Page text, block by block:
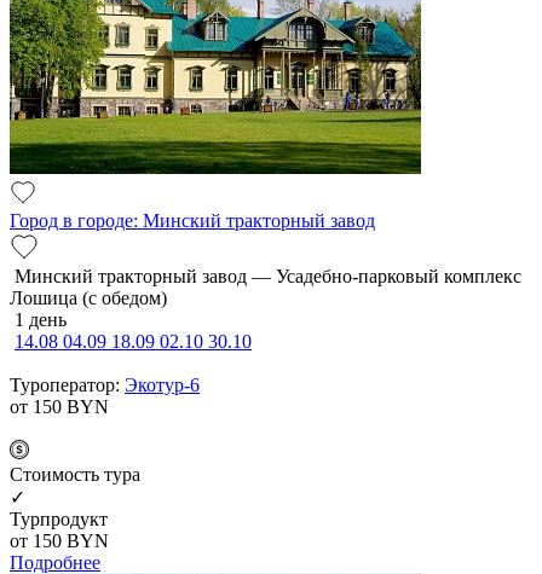
Город в городе: Минский тракторный завод
Минский тракторный завод — Усадебно-парковый комплекс
Лошица (с обедом)
1 день
14.08 04.09 18.09 02.10 30.10
Туроператор: Экотур-6
от 150 BYN
Cтоимость тура
✓
Турпродукт
от 150 BYN
Подробнее